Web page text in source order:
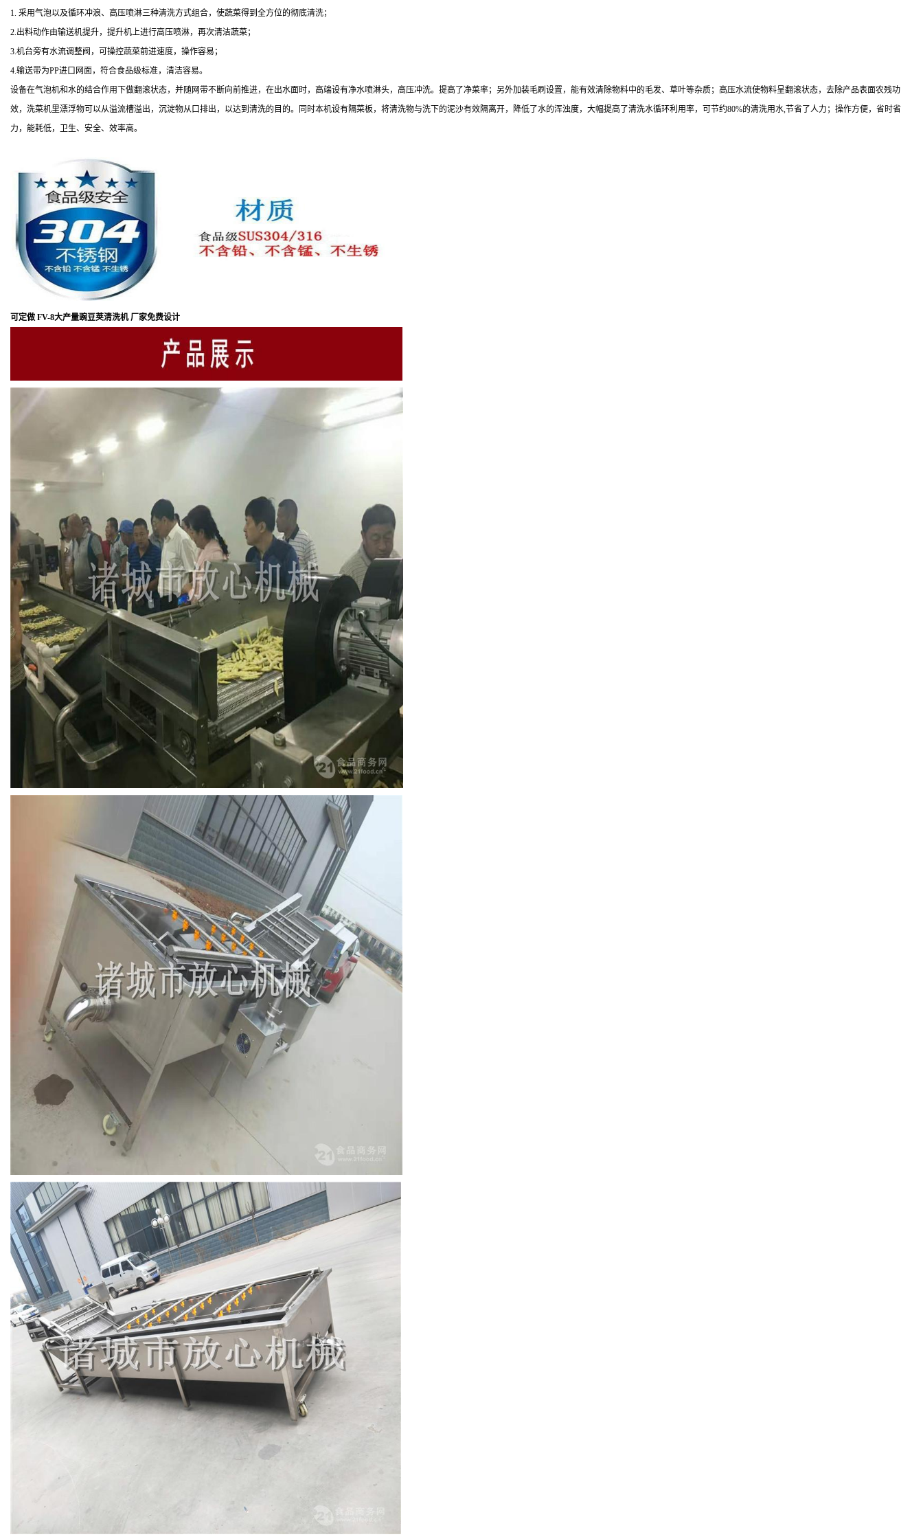
1. 采用气泡以及循环冲浪、高压喷淋三种清洗方式组合，使蔬菜得到全方位的彻底清洗；
2.出料动作由输送机提升，提升机上进行高压喷淋，再次清洁蔬菜；
3.机台旁有水流调整阀，可操控蔬菜前进速度，操作容易；
4.输送带为PP进口网面，符合食品级标准，清洁容易。
设备在气泡机和水的结合作用下做翻滚状态，并随网带不断向前推进，在出水面时，高端设有净水喷淋头，高压冲洗。提高了净菜率；另外加装毛刷设置，能有效清除物料中的毛发、草叶等杂质；高压水流使物料呈翻滚状态，去除产品表面农残功
效，洗菜机里漂浮物可以从溢流槽溢出，沉淀物从口排出，以达到清洗的目的。同时本机设有隔菜板，将清洗物与洗下的泥沙有效隔离开，降低了水的浑浊度，大幅提高了清洗水循环利用率，可节约80%的清洗用水,节省了人力；操作方便，省时省
力，能耗低，卫生、安全、效率高。
可定做 FV-8大产量豌豆荚清洗机 厂家免费设计